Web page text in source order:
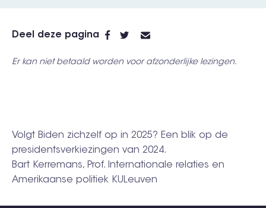
Deel deze pagina
Er kan niet betaald worden voor afzonderlijke lezingen.
Volgt Biden zichzelf op in 2025? Een blik op de
presidentsverkiezingen van 2024.
Bart Kerremans, Prof. Internationale relaties en
Amerikaanse politiek KULeuven